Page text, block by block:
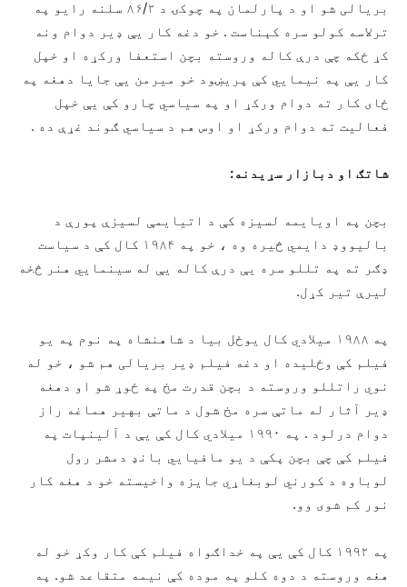
بریالی شو او د پارلمان په چوکۍ د ۸۶/۲ سلنه رایو په
ترلاسه کولو سره کېناست . خو دغه کار یې ډیر دوام ونه
کړ ځکه چې درې کاله وروسته بچن استعفا ورکړه او خپل
کار یې په نیمايي کې پریښود خو میرمن یې جایا دهغه په
ځای کار ته دوام ورکړ او په سیاسي چارو کې یې خپل
فعالیت ته دوام ورکړ او اوس هم د سیاسي ګوند غړې ده .
شاتګ او دبازار سړیدنه:
بچن په اویایمه لسیزه کې د اتیایمې لسیزې پورې د
بالیووډ دایمي څیره وه ، خو په ۱۹۸۴ کال کې د سیاست
ډګر ته په تللو سره یې درې کاله یې له سینمايي هنر څخه
لیرې تیر کړل.
په ۱۹۸۸ میلادي کال یوځل بیا د شاهنشاه په نوم په یو
فیلم کې وځلیده او دغه فیلم ډیر بریالی هم شو ، خو له
نوي راتللو وروسته د بچن قدرت مخ په ځوړ شو او دهغه
ډیر آثار له ماتې سره مخ شول د ماتې بهیر هماغه راز
دوام درلود . په ۱۹۹۰ میلادي کال کې یې د آلینپات په
فیلم کې چې بچن پکې د یو مافیايي بانډ دمشر رول
لوباوه د کورني لوبغاړي جایزه واخیسته خو د هغه کار
نور کم شوی وو.
په ۱۹۹۲ کال کې یې په خداګواه فیلم کې کار وکړ خو له
هغه وروسته د دوه کلو په موده کې نیمه متقاعد شو. په